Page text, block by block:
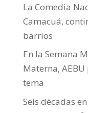
La Comedia
Camacuá,
barrios
En la Semana
Materna,
tema
Seis décadas